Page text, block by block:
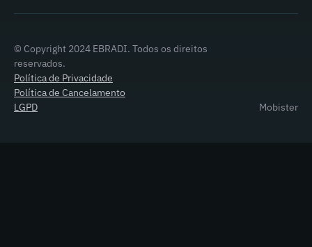
© Copyright 2024 EBRADI. Todos os direitos
reservados.
Política de Privacidade
Política de Cancelamento
LGPD
Mobister